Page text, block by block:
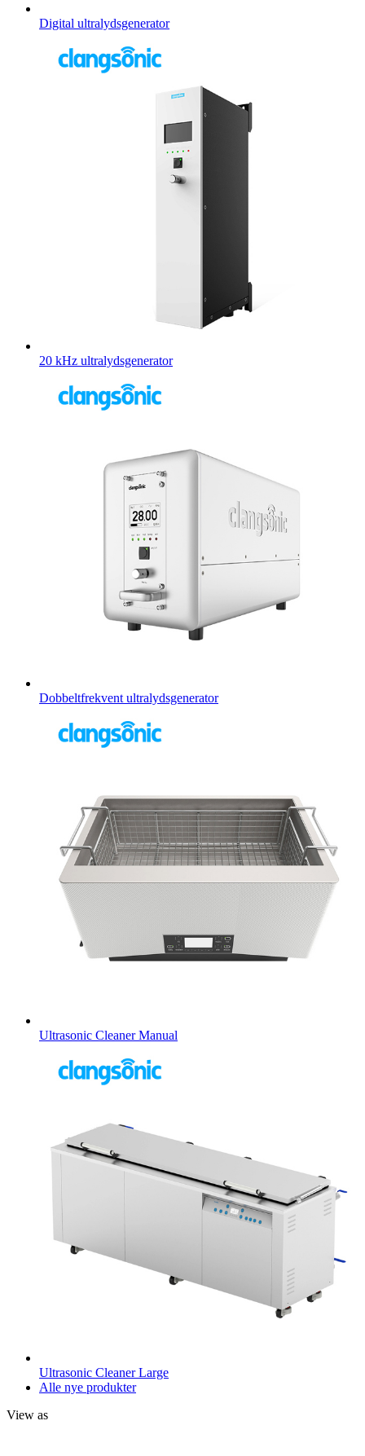
Digital ultralydsgenerator
20 kHz ultralydsgenerator
Dobbeltfrekvent ultralydsgenerator
Ultrasonic Cleaner Manual
Ultrasonic Cleaner Large
Alle nye produkter
View as